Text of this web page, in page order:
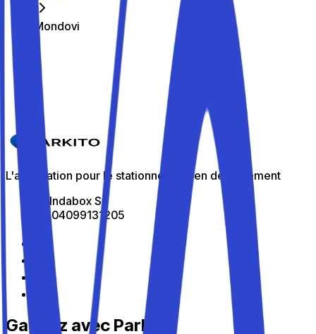
Mondovi
Les meilleurs parkings de Mondovi
Parkito in Corso Europa 39
Détails
L'application pour le stationnement en déplacement
All Indabox Srl
P.I: 04099131205
Gagnez avec Parkito